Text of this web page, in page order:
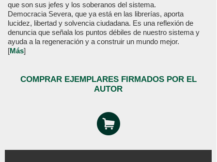
que son sus jefes y los soberanos del sistema.
Democracia Severa, que ya está en las librerías, aporta
lucidez, libertad y solvencia ciudadana. Es una reflexión de
denuncia que señala los puntos débiles de nuestro sistema y
ayuda a la regeneración y a construir un mundo mejor.
[Más]
COMPRAR EJEMPLARES FIRMADOS POR EL
AUTOR